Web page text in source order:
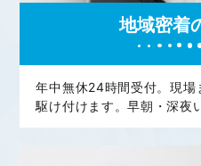
地域密着
年中無休24時間受付。現
駆け付けます。早朝・深夜